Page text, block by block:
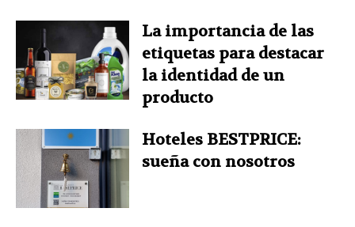
La importancia de las
etiquetas para destacar
la identidad de un
producto
Hoteles BESTPRICE:
sueña con nosotros